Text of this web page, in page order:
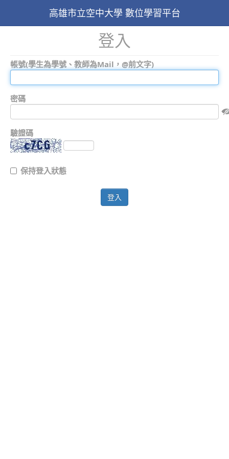
高雄市立空中大學 數位學習平台
登入
帳號(學生為學號、教師為Mail，@前文字)
密碼
驗證碼
保持登入狀態
登入